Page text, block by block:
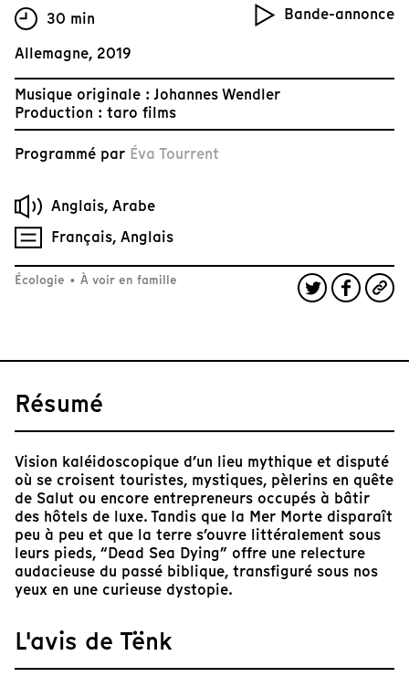
Bande-annonce
30 min
Allemagne, 2019
Musique originale : Johannes Wendler
Production : taro films
Programmé par Éva Tourrent
Anglais, Arabe
Français, Anglais
Écologie • À voir en famille
Résumé
Vision kaléidoscopique d’un lieu mythique et disputé
où se croisent touristes, mystiques, pèlerins en quête
de Salut ou encore entrepreneurs occupés à bâtir
des hôtels de luxe. Tandis que la Mer Morte disparaît
peu à peu et que la terre s’ouvre littéralement sous
leurs pieds, “Dead Sea Dying” offre une relecture
audacieuse du passé biblique, transfiguré sous nos
yeux en une curieuse dystopie.
L'avis de Tënk